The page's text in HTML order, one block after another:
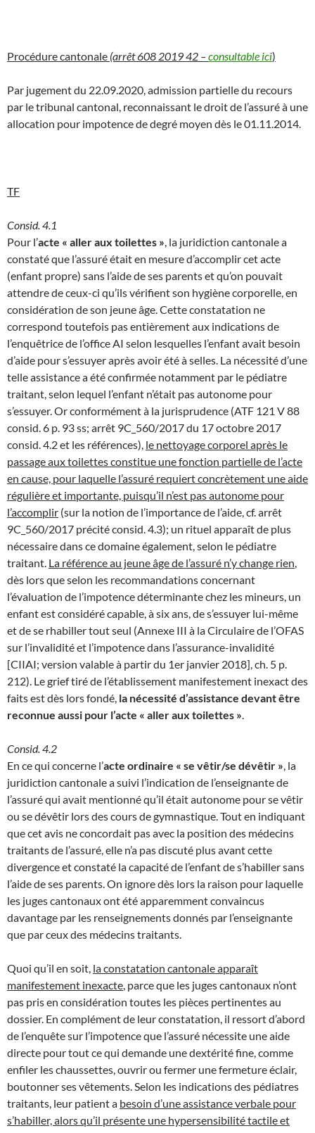
Procédure cantonale (arrêt 608 2019 42 –consultable ici)
Par jugement du 22.09.2020, admission partielle du recours
par le tribunal cantonal, reconnaissant le droit de l’assuré à une
allocation pour impotence de degré moyen dès le 01.11.2014.
TF
Consid. 4.1
Pour l’acte « aller aux toilettes » , la juridiction cantonale a
constaté que l’assuré était en mesure d’accomplir cet acte
(enfant propre) sans l’aide de ses parents et qu’on pouvait
attendre de ceux-ci qu’ils vérifient son hygiène corporelle, en
considération de son jeune âge. Cette constatation ne
correspond toutefois pas entièrement aux indications de
l’enquêtrice de l’office AI selon lesquelles l’enfant avait besoin
d’aide pour s’essuyer après avoir été à selles. La nécessité d’une
telle assistance a été confirmée notamment par le pédiatre
traitant, selon lequel l’enfant n’était pas autonome pour
s’essuyer. Or conformément à la jurisprudence (ATF 121 V 88
consid. 6 p. 93 ss; arrêt 9C_560/2017 du 17 octobre 2017
consid. 4.2 et les références), le nettoyage corporel après le
passage aux toilettes constitue une fonction partielle de l’acte
en cause, pour laquelle l’assuré requiert concrètement une aide
régulière et importante, puisqu’il n’est pas autonome pour
l’accomplir (sur la notion de l’importance de l’aide, cf. arrêt
9C_560/2017 précité consid. 4.3); un rituel apparaît de plus
nécessaire dans ce domaine également, selon le pédiatre
traitant. La référence au jeune âge de l’assuré n’y change rien
dès lors que selon les recommandations concernant
l’évaluation de l’impotence déterminante chez les mineurs, un
enfant est considéré capable, à six ans, de s’essuyer lui-même
et de se rhabiller tout seul (Annexe III à la Circulaire de l’OFAS
sur l’invalidité et l’impotence dans l’assurance-invalidité
[CIIAI; version valable à partir du 1er janvier 2018], ch. 5 p.
212). Le grief tiré de l’établissement manifestement inexact des
faits est dès lors fondé, la nécessité d’assistance devant être
reconnue aussi pour l’acte « aller aux toilettes »
Consid. 4.2
En ce qui concerne l’acte ordinaire « se vêtir/se dévêtir » , la
juridiction cantonale a suivi l’indication de l’enseignante de
l’assuré qui avait mentionné qu’il était autonome pour se vêtir
ou se dévêtir lors des cours de gymnastique. Tout en indiquant
que cet avis ne concordait pas avec la position des médecins
traitants de l’assuré, elle n’a pas discuté plus avant cette
divergence et constaté la capacité de l’enfant de s’habiller sans
l’aide de ses parents. On ignore dès lors la raison pour laquelle
les juges cantonaux ont été apparemment convaincus
davantage par les renseignements donnés par l’enseignante
que par ceux des médecins traitants.
Quoi qu’il en soit, la constatation cantonale apparaît
manifestement inexacte , parce que les juges cantonaux n’ont
pas pris en considération toutes les pièces pertinentes au
dossier. En complément de leur constatation, il ressort d’abord
de l’enquête sur l’impotence que l’assuré nécessite une aide
directe pour tout ce qui demande une dextérité fine, comme
enfiler les chaussettes, ouvrir ou fermer une fermeture éclair,
boutonner ses vêtements. Selon les indications des pédiatres
traitants, leur patient a besoin d’une assistance verbale pour
s’habiller, alors qu’il présente une hypersensibilité tactile et